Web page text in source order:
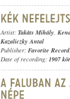
Artist: Takáts Mihály,
Kazaliczky Antal
Publisher: Favorite Record
Date of recording: 1907